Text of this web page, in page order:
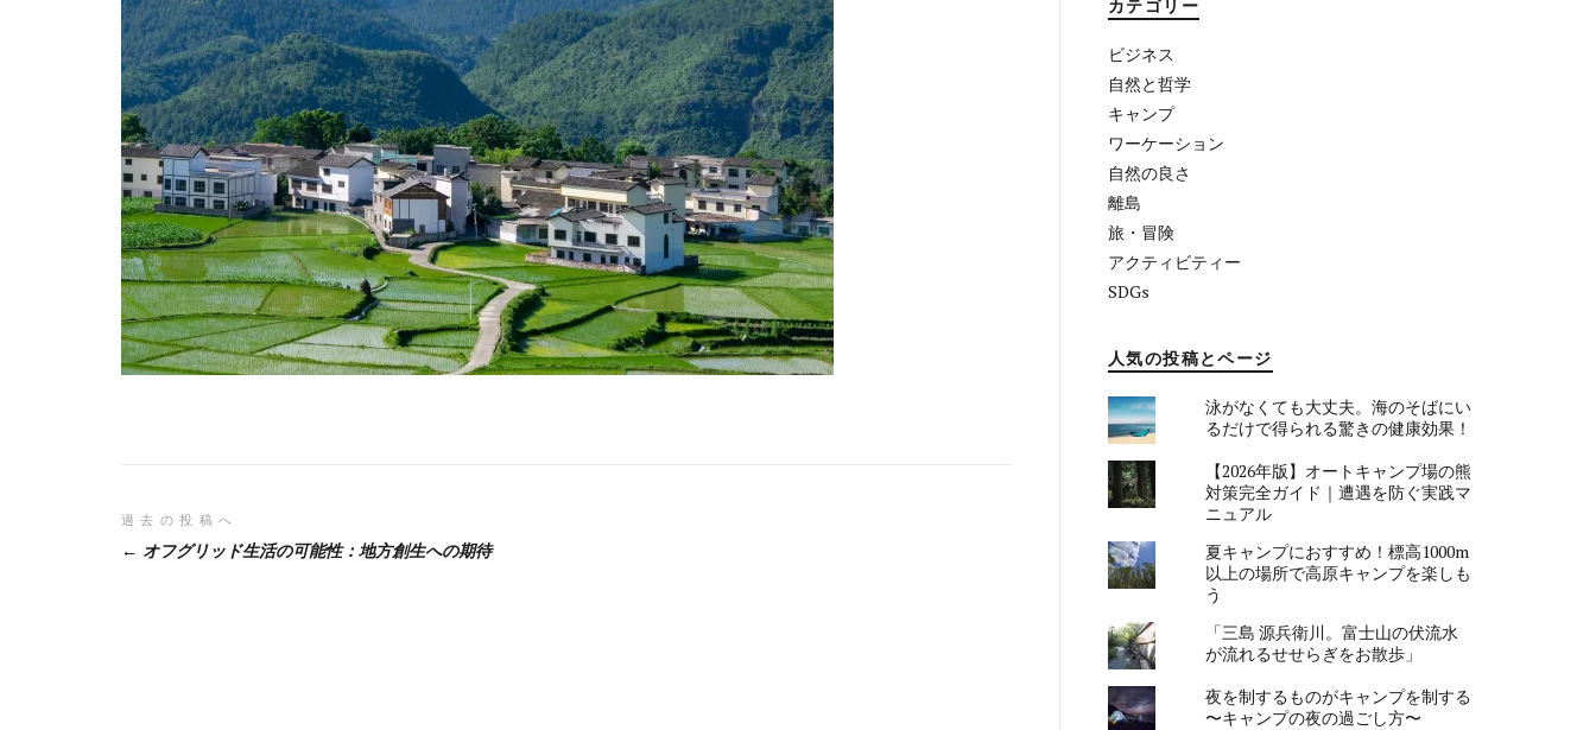
投
稿
過去の投稿へ
オフグリッド生活の可能性：地方創生への期待
カテゴリー
ビジネス
自然と哲学
キャンプ
ワーケーション
自然の良さ
離島
旅・冒険
アクティビティー
SDGs
人気の投稿とページ
泳がなくても大丈夫。海のそばにい
るだけで得られる驚きの健康効果！
【2026年版】オートキャンプ場の熊
対策完全ガイド｜遭遇を防ぐ実践マ
ニュアル
夏キャンプにおすすめ！標高1000m
以上の場所で高原キャンプを楽しも
う
「三島 源兵衛川。富士山の伏流水
が流れるせせらぎをお散歩」
夜を制するものがキャンプを制する
〜キャンプの夜の過ごし方〜